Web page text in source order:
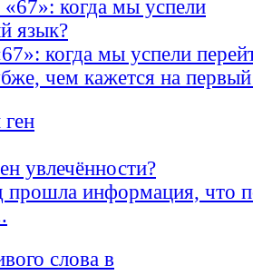
когда мы успели
чем кажется на первый
увлечённости?
прошла информация, что